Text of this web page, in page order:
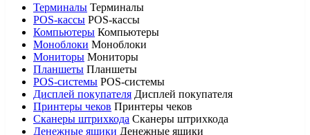
Терминалы Терминалы
POS-кассы POS-кассы
Компьютеры Компьютеры
Моноблоки Моноблоки
Мониторы Мониторы
Планшеты Планшеты
POS-системы POS-системы
Дисплей покупателя Дисплей покупателя
Принтеры чеков Принтеры чеков
Сканеры штрихкода Сканеры штрихкода
Денежные ящики Денежные ящики